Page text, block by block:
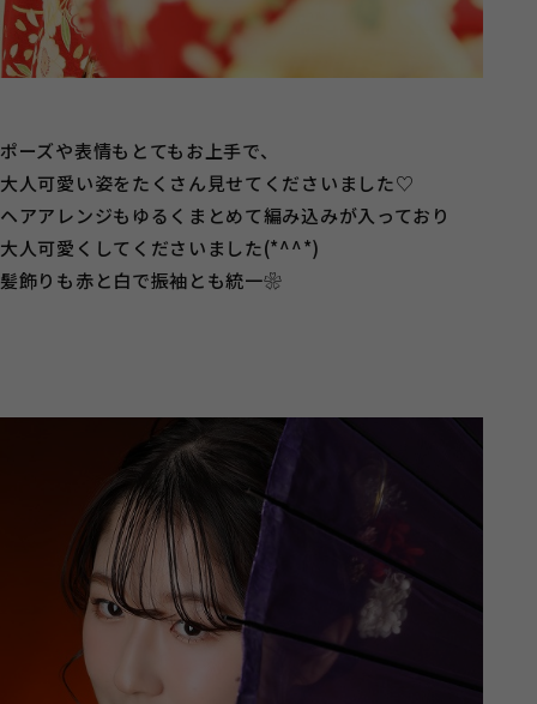
ポーズや表情もとてもお上手で、
大人可愛い姿をたくさん見せてくださいました♡
ヘアアレンジもゆるくまとめて編み込みが入っており
大人可愛くしてくださいました(*^^*)
髪飾りも赤と白で振袖とも統一❀